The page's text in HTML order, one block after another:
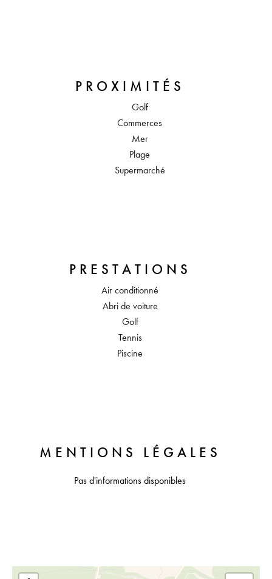
PROXIMITÉS
Golf
Commerces
Mer
Plage
Supermarché
PRESTATIONS
Air conditionné
Abri de voiture
Golf
Tennis
Piscine
MENTIONS LÉGALES
Pas d'informations disponibles